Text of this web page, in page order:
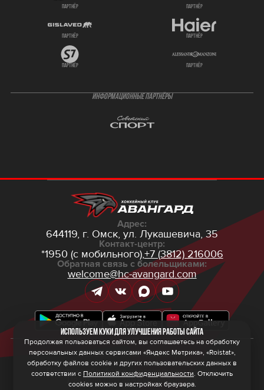
партнёр партнёр
партнёр партнёр
партнёр партнёр
ИНФОРМАЦИОННЫЕ ПАРТНЁРЫ
Адрес:
644119, г. Омск, ул. Лукашевича, 35
Контакт-центр:
*1950 (с мобильного),+7 (3812) 216006
Обратная связь с болельщиками:
welcome@hc-avangard.com
© 2026 ООО ХК «Авангард»
Политика конфиденциальности
Политика обработки персональных данных
Правила программы лояльности
Используем куки для улучшения работы сайта
Продолжая пользоваться сайтом, вы соглашаетесь на обработку
персональных данных сервисами «Яндекс Метрика», «Roistat»,
обработку файлов cookie и других пользовательских данных в
соответствии с Политикой конфиденциальности. Отключить
cookies можно в настройках браузера.